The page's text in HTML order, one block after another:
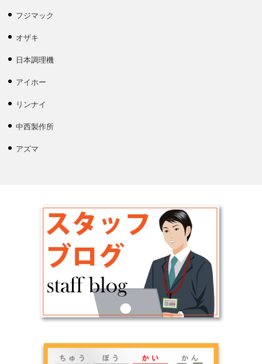
フジマック
オザキ
日本調理機
アイホー
リンナイ
中西製作所
アズマ